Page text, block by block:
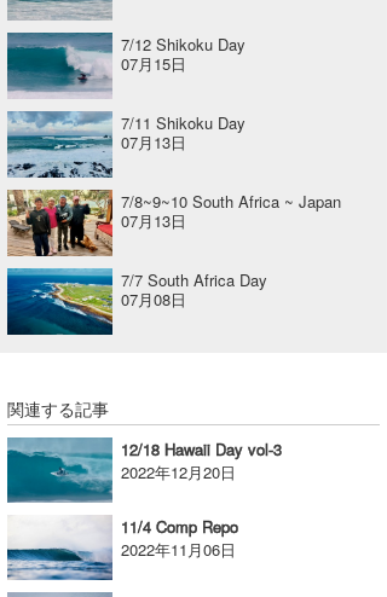
7/12 Shikoku Day
07月15日
7/11 Shikoku Day
07月13日
7/8~9~10 South Africa ~ Japan
07月13日
7/7 South Africa Day
07月08日
関連する記事
12/18 Hawaii Day vol-3
2022年12月20日
11/4 Comp Repo
2022年11月06日